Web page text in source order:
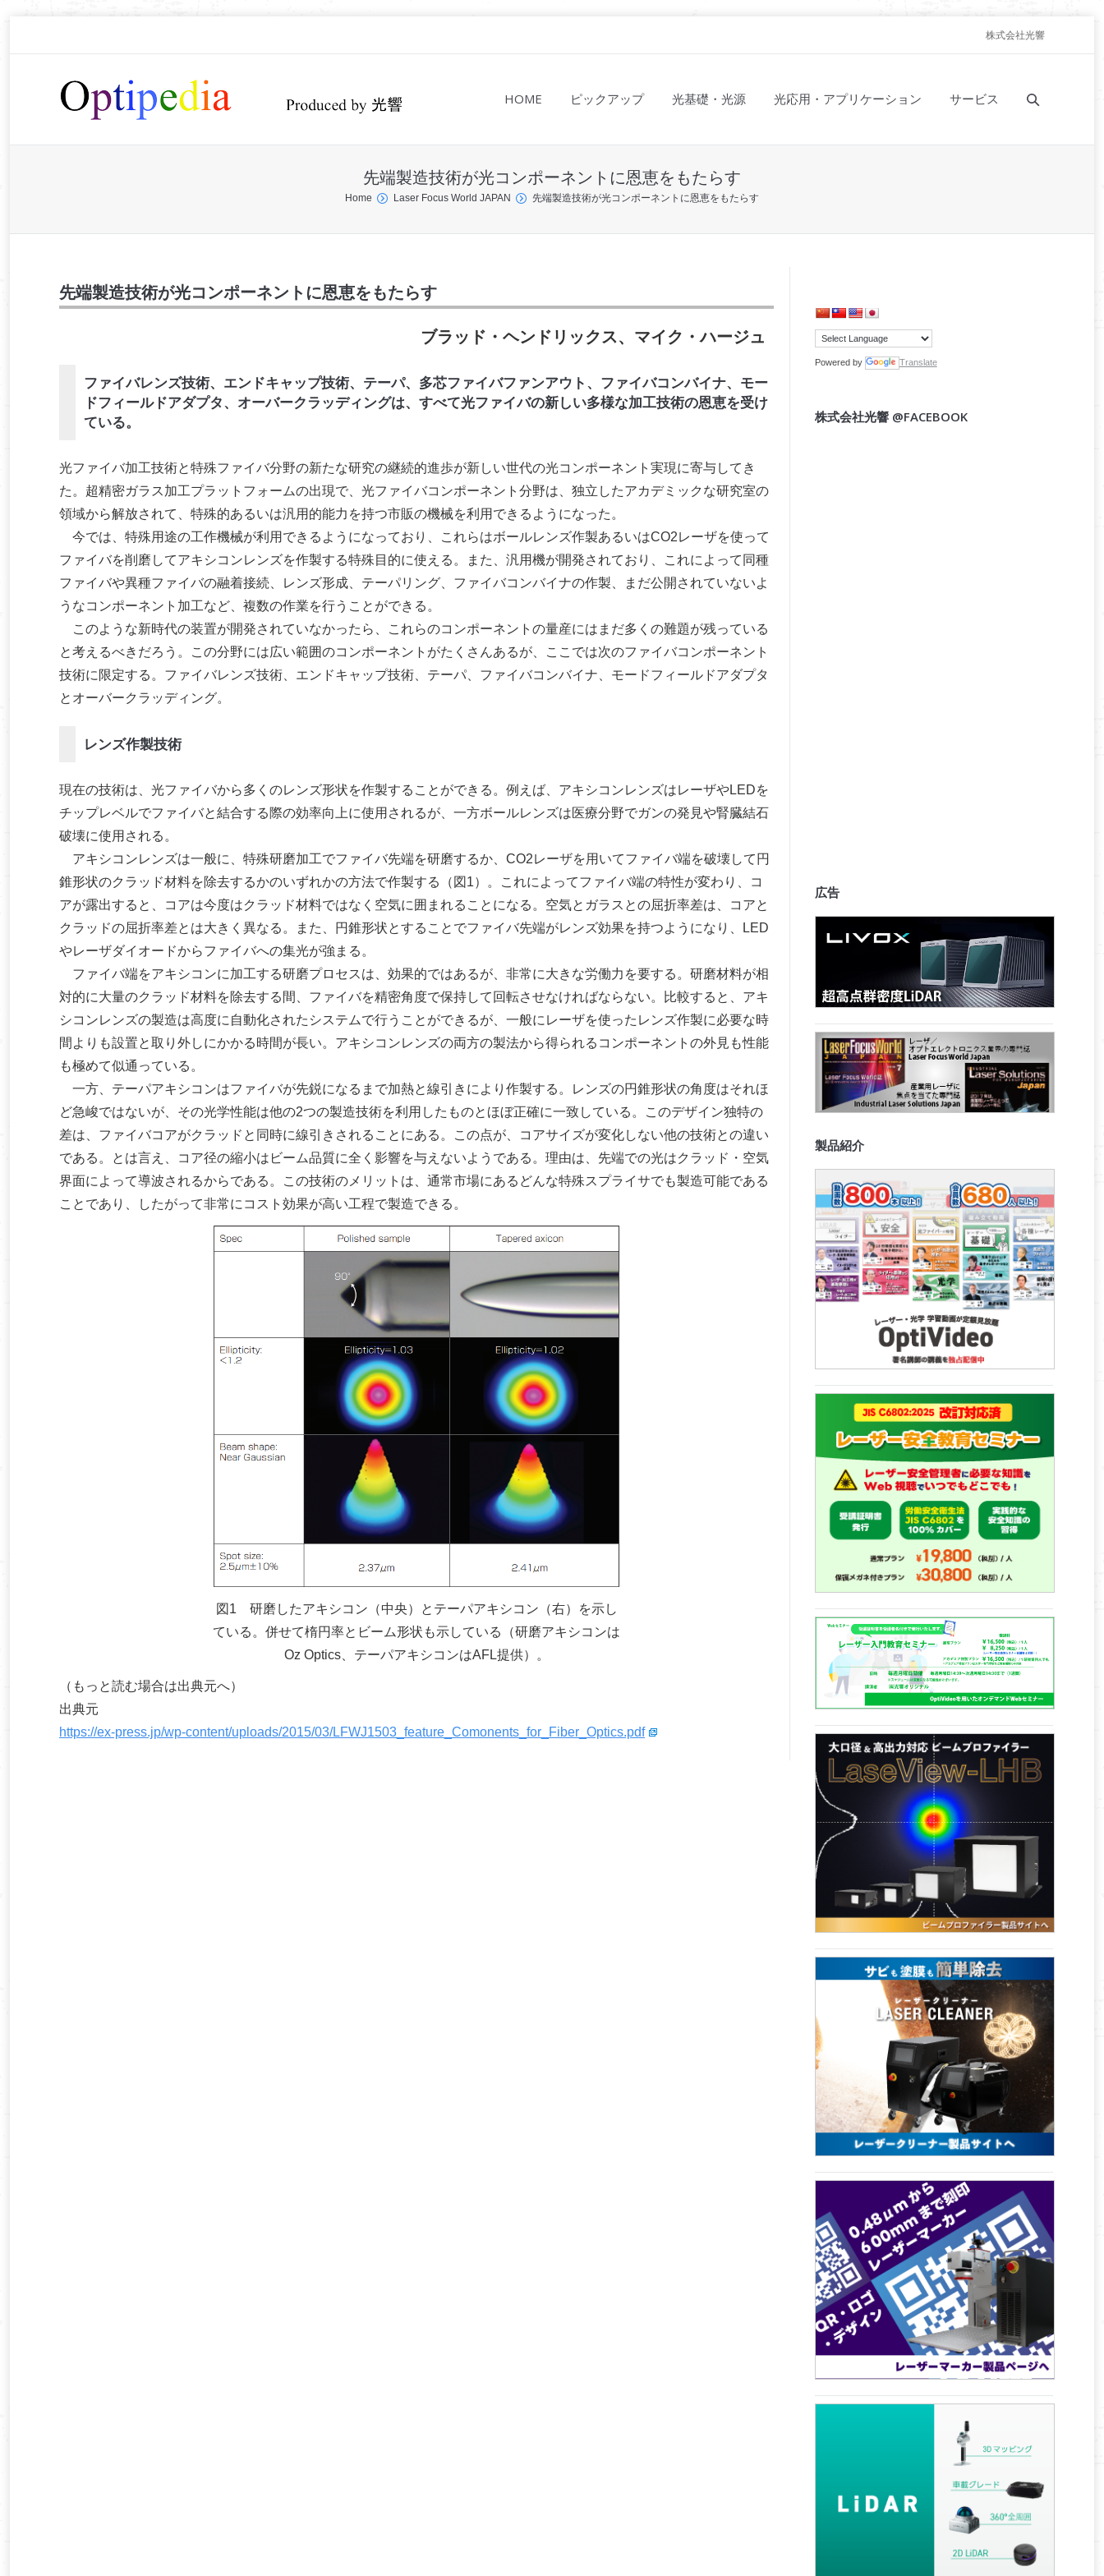
株式会社光響
HOME ピックアップ 光基礎・光源 光応用・アプリケーション サービス
先端製造技術が光コンポーネントに恩恵をもたらす
Home Laser Focus World JAPAN 先端製造技術が光コンポーネントに恩恵をもたらす
先端製造技術が光コンポーネントに恩恵をもたらす
ブラッド・ヘンドリックス、マイク・ハージュ
ファイバレンズ技術、エンドキャップ技術、テーパ、多芯ファイバファンアウト、ファイバコンバイナ、モー
ドフィールドアダプタ、オーバークラッディングは、すべて光ファイバの新しい多様な加工技術の恩恵を受け
ている。
光ファイバ加工技術と特殊ファイバ分野の新たな研究の継続的進歩が新しい世代の光コンポーネント実現に寄与してき
た。超精密ガラス加工プラットフォームの出現で、光ファイバコンポーネント分野は、独立したアカデミックな研究室の
領域から解放されて、特殊的あるいは汎用的能力を持つ市販の機械を利用できるようになった。
今では、特殊用途の工作機械が利用できるようになっており、これらはボールレンズ作製あるいはCO2レーザを使って
ファイバを削磨してアキシコンレンズを作製する特殊目的に使える。また、汎用機が開発されており、これによって同種
ファイバや異種ファイバの融着接続、レンズ形成、テーパリング、ファイバコンバイナの作製、まだ公開されていないよ
うなコンポーネント加工など、複数の作業を行うことができる。
このような新時代の装置が開発されていなかったら、これらのコンポーネントの量産にはまだ多くの難題が残っている
と考えるべきだろう。この分野には広い範囲のコンポーネントがたくさんあるが、ここでは次のファイバコンポーネント
技術に限定する。ファイバレンズ技術、エンドキャップ技術、テーパ、ファイバコンバイナ、モードフィールドアダプタ
とオーバークラッディング。
レンズ作製技術
現在の技術は、光ファイバから多くのレンズ形状を作製することができる。例えば、アキシコンレンズはレーザやLEDを
チップレベルでファイバと結合する際の効率向上に使用されるが、一方ボールレンズは医療分野でガンの発見や腎臓結石
破壊に使用される。
アキシコンレンズは一般に、特殊研磨加工でファイバ先端を研磨するか、CO2レーザを用いてファイバ端を破壊して円
錐形状のクラッド材料を除去するかのいずれかの方法で作製する（図1）。これによってファイバ端の特性が変わり、コ
アが露出すると、コアは今度はクラッド材料ではなく空気に囲まれることになる。空気とガラスとの屈折率差は、コアと
クラッドの屈折率差とは大きく異なる。また、円錐形状とすることでファイバ先端がレンズ効果を持つようになり、LED
やレーザダイオードからファイバへの集光が強まる。
ファイバ端をアキシコンに加工する研磨プロセスは、効果的ではあるが、非常に大きな労働力を要する。研磨材料が相
対的に大量のクラッド材料を除去する間、ファイバを精密角度で保持して回転させなければならない。比較すると、アキ
シコンレンズの製造は高度に自動化されたシステムで行うことができるが、一般にレーザを使ったレンズ作製に必要な時
間よりも設置と取り外しにかかる時間が長い。アキシコンレンズの両方の製法から得られるコンポーネントの外見も性能
も極めて似通っている。
一方、テーパアキシコンはファイバが先鋭になるまで加熱と線引きにより作製する。レンズの円錐形状の角度はそれほ
ど急峻ではないが、その光学性能は他の2つの製造技術を利用したものとほぼ正確に一致している。このデザイン独特の
差は、ファイバコアがクラッドと同時に線引きされることにある。この点が、コアサイズが変化しない他の技術との違い
である。とは言え、コア径の縮小はビーム品質に全く影響を与えないようである。理由は、先端での光はクラッド・空気
界面によって導波されるからである。この技術のメリットは、通常市場にあるどんな特殊スプライサでも製造可能である
ことであり、したがって非常にコスト効果が高い工程で製造できる。
図1 研磨したアキシコン（中央）とテーパアキシコン（右）を示し
ている。併せて楕円率とビーム形状も示している（研磨アキシコンは
Oz Optics、テーパアキシコンはAFL提供）。
（もっと読む場合は出典元へ）
出典元
https://ex-press.jp/wp-content/uploads/2015/03/LFWJ1503_feature_Comonents_for_Fiber_Optics.pdf
Powered by Translate
株式会社光響 @FACEBOOK
広告
製品紹介